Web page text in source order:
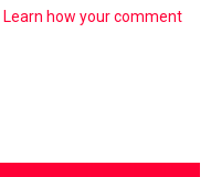
Learn how your comment